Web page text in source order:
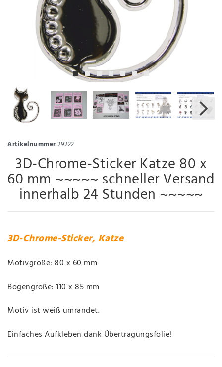
Artikelnummer29222
3D-Chrome-Sticker Katze 80 x
60 mm ~~~~~ schneller Versand
innerhalb 24 Stunden ~~~~~
3D-Chrome-Sticker, Katze
Motivgröße: 80 x 60 mm
Bogengröße: 110 x 85 mm
Motiv ist weiß umrandet.
Einfaches Aufkleben dank Übertragungsfolie!